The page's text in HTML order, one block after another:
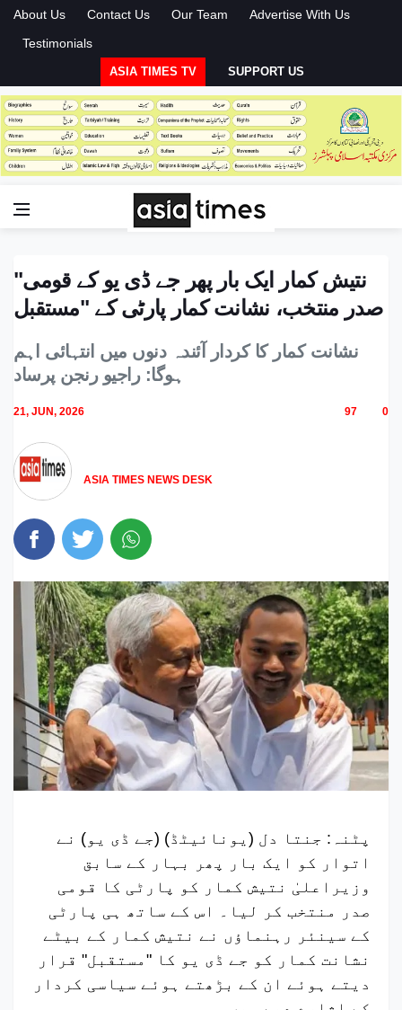
About Us Contact Us Our Team
Advertise With Us
Testimonials
ASIA TIMES TV SUPPORT US
"نتیش کمار ایک بار پھر جے ڈی یو کے قومی
صدر منتخب، نشانت کمار پارٹی کے "مستقبل
نشانت کمار کا کردار آئندہ دنوں میں انتہائی اہم
ہوگا: راجیو رنجن پرساد
21, JUN, 2026 97 0
ASIA TIMES NEWS DESK
پٹنہ: جنتا دل (یونائیٹڈ) (جے ڈی یو) نے
اتوار کو ایک بار پھر بہار کے سابق
وزیراعلیٰ نتیش کمار کو پارٹی کا قومی
صدر منتخب کر لیا۔ اس کے ساتھ ہی پارٹی
کے سینئر رہنماؤں نے نتیش کمار کے بیٹے
نشانت کمار کو جے ڈی یو کا "مستقبل" قرار
دیتے ہوئے ان کے بڑھتے ہوئے سیاسی کردار